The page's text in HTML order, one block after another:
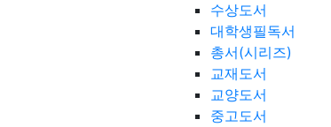
수상도서
대학생필독서
총서(시리즈)
교재도서
교양도서
중고도서